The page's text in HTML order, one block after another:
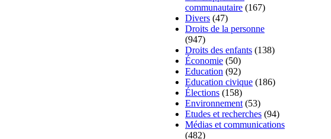
communautaire (167)
Divers (47)
Droits de la personne
(947)
Droits des enfants (138)
Économie (50)
Education (92)
Education civique (186)
Élections (158)
Environnement (53)
Etudes et recherches (94)
Médias et communications
(482)